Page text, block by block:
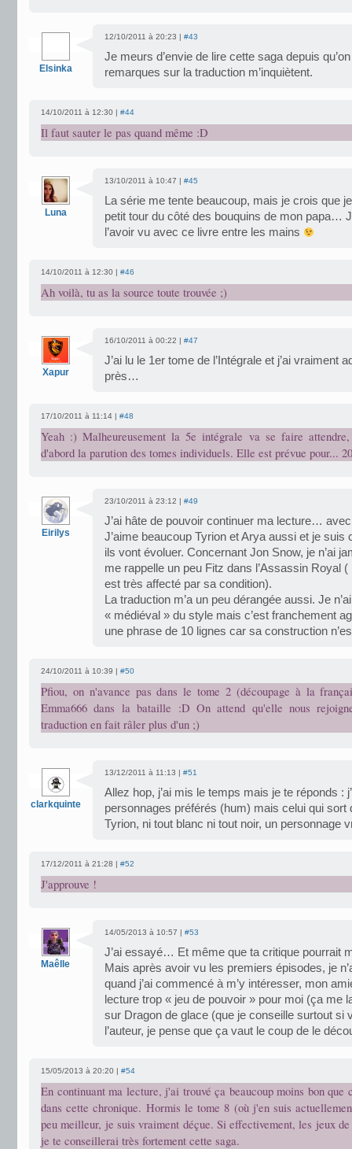
Elsinka
12/10/2011 à 20:23 | #43
Je meurs d’envie de lire cette saga depuis
remarques sur la traduction m’inquiètent.
14/10/2011 à 12:30 | #44
Il faut sauter le pas quand même :D
Luna
13/10/2011 à 10:47 | #45
La série me tente beaucoup, mais je crois que
petit tour du côté des bouquins de mon papa…
l’avoir vu avec ce livre entre les mains
14/10/2011 à 12:30 | #46
Ah voilà, tu as la source toute trouvée ;)
Xapur
16/10/2011 à 00:22 | #47
J’ai lu le 1er tome de l’Intégrale et j’ai vraiment
près…
17/10/2011 à 11:14 | #48
Yeah :) Malheureusement la 5e intégrale va se faire
d'abord la parution des tomes individuels. Elle est prévue pour...
Eirilys
23/10/2011 à 23:12 | #49
J’ai hâte de pouvoir continuer ma lecture…
J’aime beaucoup Tyrion et Arya aussi et je
ils vont évoluer. Concernant Jon Snow, je n’ai
me rappelle un peu Fitz dans l’Assassin Royal
est très affecté par sa condition).
La traduction m’a un peu dérangée aussi. Je
« médiéval » du style mais c’est franchement
une phrase de 10 lignes car sa construction
24/10/2011 à 10:39 | #50
Pfiou, on n'avance pas dans le tome 2 (découpage à la
Emma666 dans la bataille :D On attend qu'elle nous
traduction en fait râler plus d'un ;)
clarkquinte
13/12/2011 à 11:13 | #51
Allez hop, j’ai mis le temps mais je te réponds :
personnages préférés (hum) mais celui qui sort
Tyrion, ni tout blanc ni tout noir, un personnage
17/12/2011 à 21:28 | #52
J'approuve !
Maêlle
14/05/2013 à 10:57 | #53
J’ai essayé… Et même que ta critique pourrait
Mais après avoir vu les premiers épisodes, je
quand j’ai commencé à m’y intéresser, mon
lecture trop « jeu de pouvoir » pour moi (ça
sur Dragon de glace (que je conseille surtout si
l’auteur, je pense que ça vaut le coup de le
15/05/2013 à 20:20 | #54
En continuant ma lecture, j'ai trouvé ça beaucoup moins bon que
dans cette chronique. Hormis le tome 8 (où j'en suis
peu meilleur, je suis vraiment déçue. Si effectivement, les jeux
je te conseillerai très fortement cette saga.